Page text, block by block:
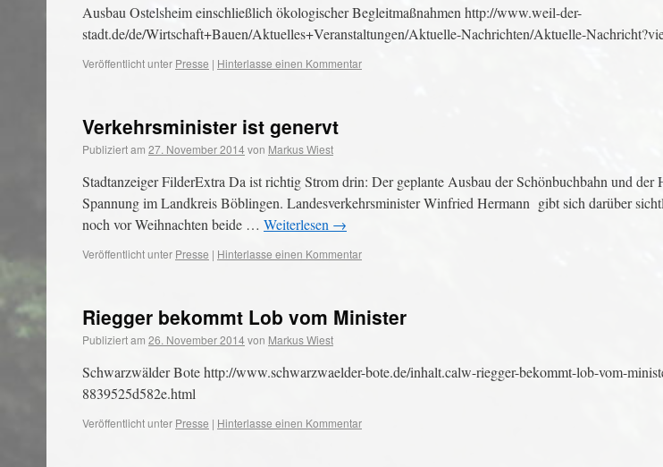
Ausbau Ostelsheim einschließlich ökologischer Begleitmaßnahmen http://www.weil-der-
stadt.de/de/Wirtschaft+Bauen/Aktuelles+Veranstaltungen/Aktuelle-Nachrichten/Aktuelle-
Veröffentlicht unter Presse | Hinterlasse einen Kommentar
Verkehrsminister ist genervt
Publiziert am 27. November 2014von Markus Wiest
Stadtanzeiger FilderExtra Da ist richtig Strom drin: Der geplante Ausbau der Schönbuchbahn und
Spannung im Landkreis Böblingen. Landesverkehrsminister Winfried Hermann gibt sich darüber
noch vor Weihnachten beide … Weiterlesen →
Veröffentlicht unter Presse | Hinterlasse einen Kommentar
Riegger bekommt Lob vom Minister
Publiziert am 26. November 2014von Markus Wiest
Schwarzwälder Bote http://www.schwarzwaelder-bote.de/inhalt.calw-riegger-bekommt-lob-vom-
8839525d582e.html
Veröffentlicht unter Presse | Hinterlasse einen Kommentar